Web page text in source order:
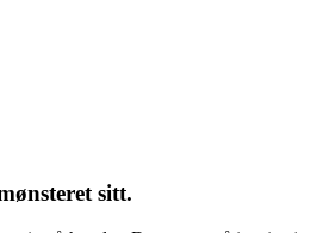
sitt.